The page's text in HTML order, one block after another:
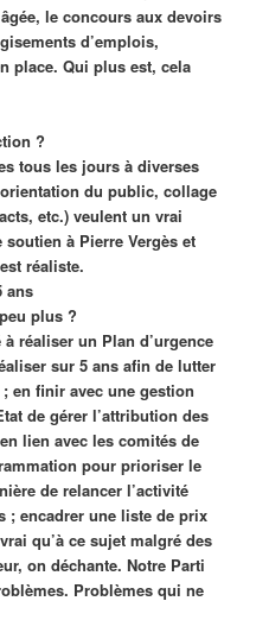
le concours aux devoirs
d’emplois,
place. Qui plus est, cela
?
tous les jours à diverses
du public, collage
etc.) veulent un vrai
à Pierre Vergès et
réaliste.
ans
plus ?
réaliser un Plan d’urgence
sur 5 ans afin de lutter
en finir avec une gestion
de gérer l’attribution des
lien avec les comités de
pour prioriser le
de relancer l’activité
; encadrer une liste de prix
qu’à ce sujet malgré des
on déchante. Notre Parti
Problèmes qui ne